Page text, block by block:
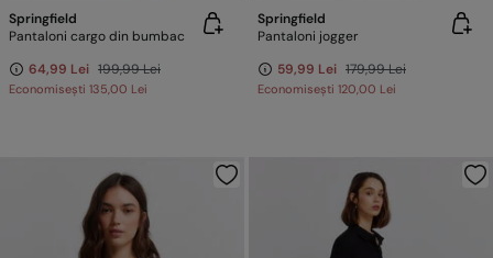
Springfield
Pantaloni cargo din bumbac
64,99 Lei 199,99 Lei
Economisești 135,00 Lei
Springfield
Pantaloni jogger
59,99 Lei 179,99 Lei
Economisești 120,00 Lei